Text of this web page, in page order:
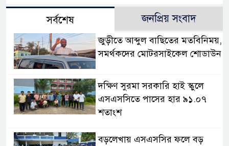
সর্বশেষ জনপ্রিয় সংবাদ
জুড়ীতে আব্দুল বাছিতের মতবিনিময়,
সমর্থকদের মোটরসাইকেল শোডাউন
দক্ষিণ সুরমা সরকারি হাই স্কুলে
এসএসসিতে পাসের হার ৯১.০৭
শতাংশ
বড়লেখায় এসএসসির ফলে বড়